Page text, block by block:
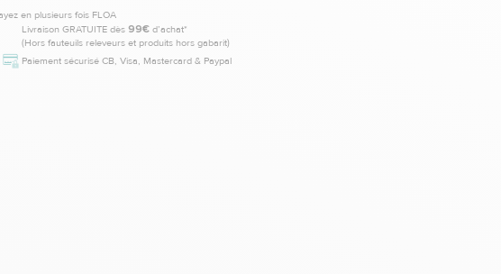
Livraison GRATUITE dès99€ d’achat*
(Hors fauteuils releveurs et produits hors gabarit)
Paiement sécurisé CB, Visa, Mastercard & Paypal